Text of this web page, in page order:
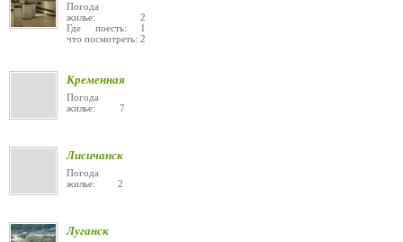
Погода
жилье: 2
Где поесть: 1
что посмотреть: 2
Кременная
Погода
жилье: 7
Лисичанск
Погода
жилье: 2
Луганск